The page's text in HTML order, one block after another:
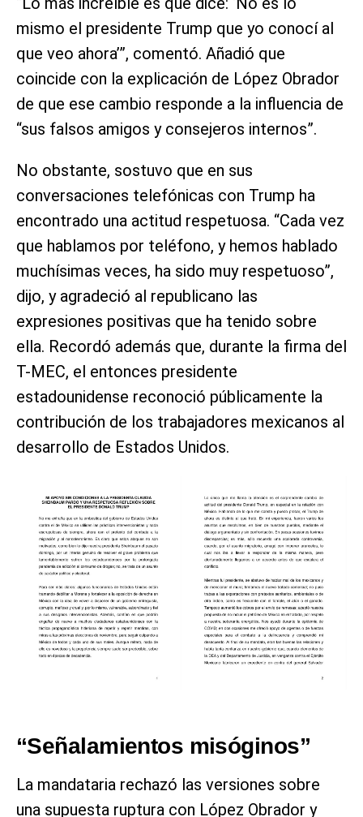
mismo el presidente Trump que yo conocí al
que veo ahora’”, comentó. Añadió que
coincide con la explicación de López Obrador
de que ese cambio responde a la influencia de
“sus falsos amigos y consejeros internos”.
No obstante, sostuvo que en sus
conversaciones telefónicas con Trump ha
encontrado una actitud respetuosa. “Cada vez
que hablamos por teléfono, y hemos hablado
muchísimas veces, ha sido muy respetuoso”,
dijo, y agradeció al republicano las
expresiones positivas que ha tenido sobre
ella. Recordó además que, durante la firma del
T-MEC, el entonces presidente
estadounidense reconoció públicamente la
contribución de los trabajadores mexicanos al
desarrollo de Estados Unidos.
“Señalamientos misóginos”
La mandataria rechazó las versiones sobre
una supuesta ruptura con López Obrador y